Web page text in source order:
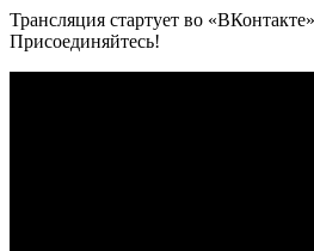
Трансляция стартует во
Присоединяйтесь!